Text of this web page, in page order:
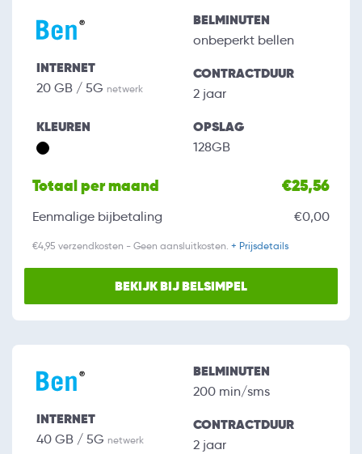
INTERNET
20 GB / 5G netwerk
BELMINUTEN
onbeperkt bellen
CONTRACTDUUR
2 jaar
KLEUREN OPSLAG
128GB
Totaal per maand €25,56
Eenmalige bijbetaling €0,00
€4,95 verzendkosten - Geen aansluitkosten. + Prijsdetails
BEKIJK BIJ BELSIMPEL
INTERNET
40 GB / 5G netwerk
BELMINUTEN
200 min/sms
CONTRACTDUUR
2 jaar